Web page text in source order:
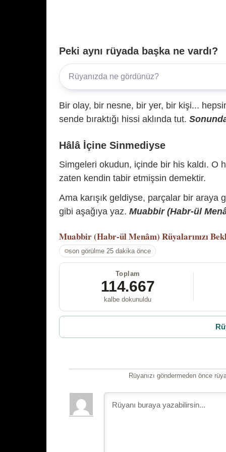
Peki aynı rüyada başka ne vardı?
Bir olay, bir nesne, bir yer, bir kişi...
sende bıraktığı hissi aklında tut.
Hâlâ İçine Sinmediyse
Simgeleri okudun, içinde bir his kaldı. O
zaten kendin tabir etmişsin demektir.
Ama karışık geldiyse, parçalar bir araya
gibi aşağıya yaz. Muabbir (Habr-ül
Muabbir (Habr-ül Menâm) Rüyalarınızı
son görülme 25 dakika önce
Toplam
114.667
kalbe dokunuldu
Rüyanızı göndermeden önce